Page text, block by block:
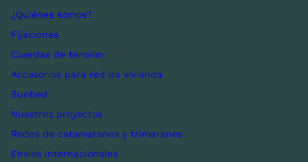
¿Quiénes somos?
Fijaciones
Cuerdas de tensión
Accesorios para red de vivienda
Sunbed
Nuestros proyectos
Redes de catamaranes y trimaranes
Envíos internacionales